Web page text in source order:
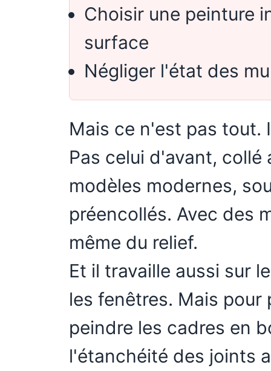
Choisir une peinture
surface
Négliger l'état des
Mais ce n'est pas tout.
Pas celui d'avant, collé
modèles modernes,
préencollés. Avec des
même du relief.
Et il travaille aussi sur
les fenêtres. Mais
peindre les cadres en
l'étanchéité des joints